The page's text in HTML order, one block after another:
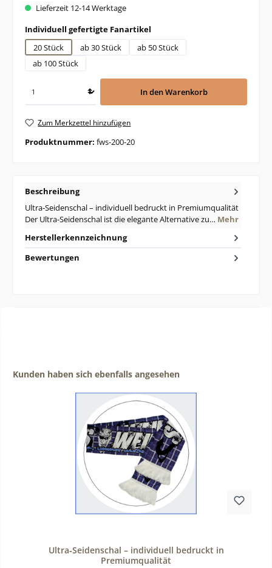
Lieferzeit 12-14 Werktage
Individuell gefertigte Fanartikel
20 Stück
ab 30 Stück
ab 50 Stück
ab 100 Stück
In den Warenkorb
Zum Merkzettel hinzufügen
Produktnummer: fws-200-20
Beschreibung
Ultra‑Seidenschal – individuell bedruckt in Premiumqualität
Der Ultra‑Seidenschal ist die elegante Alternative zu… Mehr
Herstellerkennzeichnung
Bewertungen
Produktgalerie überspringen
Kunden haben sich ebenfalls angesehen
Ultra‑Seidenschal – individuell bedruckt in
Premiumqualität